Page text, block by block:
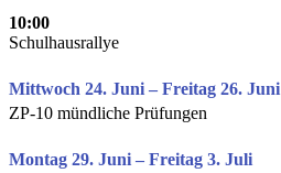
10:00
Schulhausrallye
Mittwoch 24. Juni – Freitag 26. Juni
ZP-10 mündliche Prüfungen
Montag 29. Juni – Freitag 3. Juli